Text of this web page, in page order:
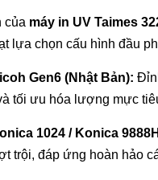
của máy in UV Taimes
lựa chọn cấu hình đầu
Gen6 (Nhật Bản):
tối ưu hóa lượng mực
1024 / Konica
trội, đáp ứng hoàn hảo